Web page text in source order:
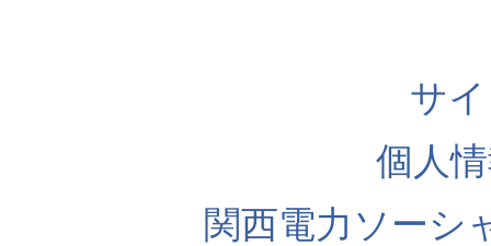
サ
個人
関西電力ソーシ